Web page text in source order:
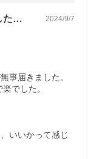
到着がかなり遅くてヒヤヒヤしましたが無… 2024/9/7
事届きました。
でした。
いいかって感じ